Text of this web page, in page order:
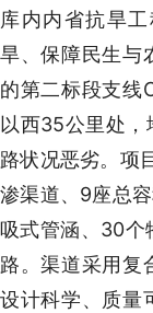
库内内省抗旱
旱、保障民生与
的第二标段支线
以西35公里处，
路状况恶劣。项
渗渠道、9座总
吸式管涵、30个
路。渠道采用复
设计科学、质量